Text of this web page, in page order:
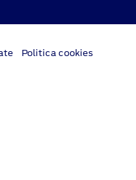
Politica cookies